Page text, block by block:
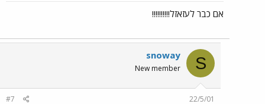
אם כבר לעזאזל!!!!!!!!!!
S
snoway
New member
22/5/01
#7